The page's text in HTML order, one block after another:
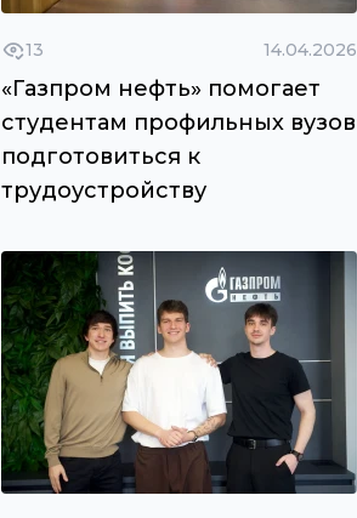
13 14.04.2026
«Газпром нефть» помогает
студентам профильных вузов
подготовиться к
трудоустройству